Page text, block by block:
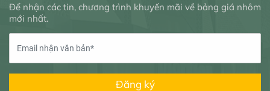
Để nhận các tin, chương trình khuyến mãi về bảng giá nhôm
mới nhất.
Đăng ký